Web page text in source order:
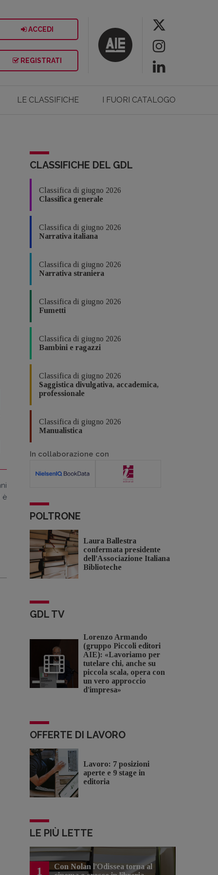
ACCEDI
REGISTRATI
LE CLASSIFICHE I FUORI CATALOGO
è
CLASSIFICHE DEL GDL
Classifica di giugno 2026
Classifica generale
Classifica di giugno 2026
Narrativa italiana
Classifica di giugno 2026
Narrativa straniera
Classifica di giugno 2026
Fumetti
Classifica di giugno 2026
Bambini e ragazzi
Classifica di giugno 2026
Saggistica divulgativa, accademica,
professionale
Classifica di giugno 2026
Manualistica
In collaborazione con
POLTRONE
Laura Ballestra
confermata presidente
dell’Associazione Italiana
Biblioteche
GDL TV
Lorenzo Armando
(gruppo Piccoli editori
AIE): «Lavoriamo per
tutelare chi, anche su
piccola scala, opera con
un vero approccio
d'impresa»
OFFERTE DI LAVORO
Lavoro: 7 posizioni
aperte e 9 stage in
editoria
LE PIÙ LETTE
1
Con Nolan l’Odissea torna al